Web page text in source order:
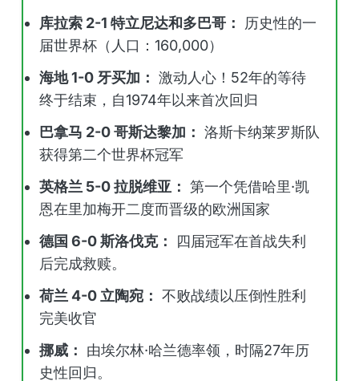
库拉索 2-1 特立尼达和多巴哥：
历史性的一
届世界杯（人口：160,000）
海地 1-0 牙买加： 激动人心！52年的等待
终于结束，自1974年以来首次回归
巴拿马 2-0 哥斯达黎加： 洛斯卡纳莱罗斯队
获得第二个世界杯冠军
英格兰 5-0 拉脱维亚： 第一个凭借哈里·凯
恩在里加梅开二度而晋级的欧洲国家
德国 6-0 斯洛伐克：
四届冠军在首战失利
后完成救赎。
荷兰 4-0 立陶宛： 不败战绩以压倒性胜利
完美收官
挪威：
由埃尔林·哈兰德率领，时隔27年历
史性回归。